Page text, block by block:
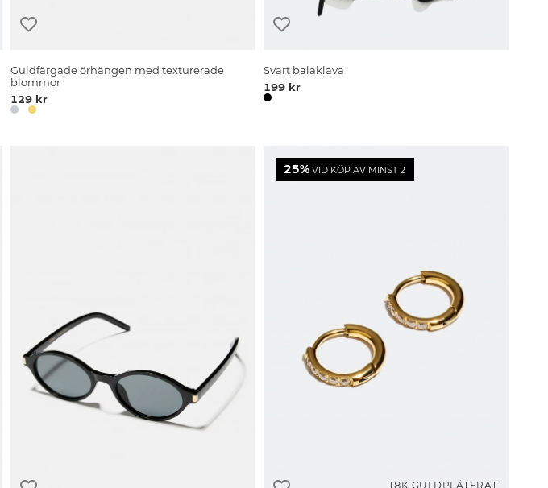
Guldfärgade örhängen med texturerade
blommor
129 kr
Svart balaklava
199 kr
25% VID KÖP AV MINST 2
18K GULDPLÄTERAT